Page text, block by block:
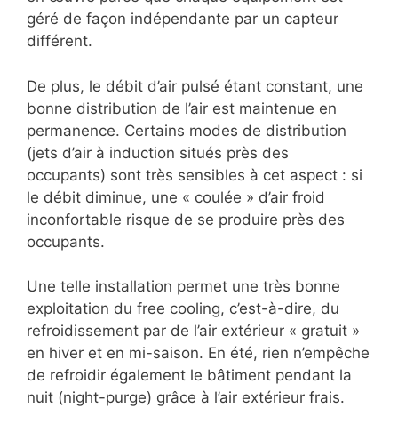
géré de façon indépendante par un capteur
différent.
De plus, le débit d’air pulsé étant constant, une
bonne distribution de l’air est maintenue en
permanence. Certains modes de distribution
(jets d’air à induction situés près des
occupants) sont très sensibles à cet aspect : si
le débit diminue, une « coulée » d’air froid
inconfortable risque de se produire près des
occupants.
Une telle installation permet une très bonne
exploitation du free cooling, c’est-à-dire, du
refroidissement par de l’air extérieur « gratuit »
en hiver et en mi-saison. En été, rien n’empêche
de refroidir également le bâtiment pendant la
nuit (night-purge) grâce à l’air extérieur frais.